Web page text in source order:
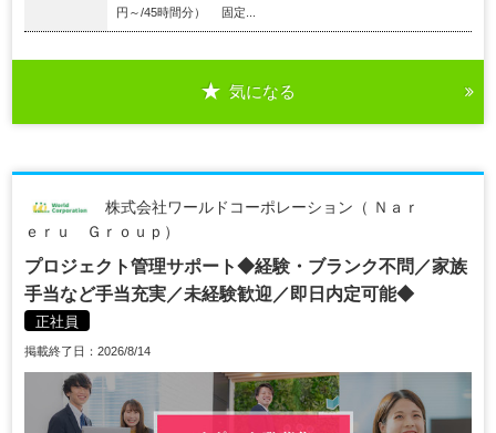
円～/45時間分） 固定...
気になる
株式会社ワールドコーポレーション（ Ｎａｒ
ｅｒｕ Ｇｒｏｕｐ）
プロジェクト管理サポート◆経験・ブランク不問／家族
手当など手当充実／未経験歓迎／即日内定可能◆
正社員
掲載終了日：2026/8/14